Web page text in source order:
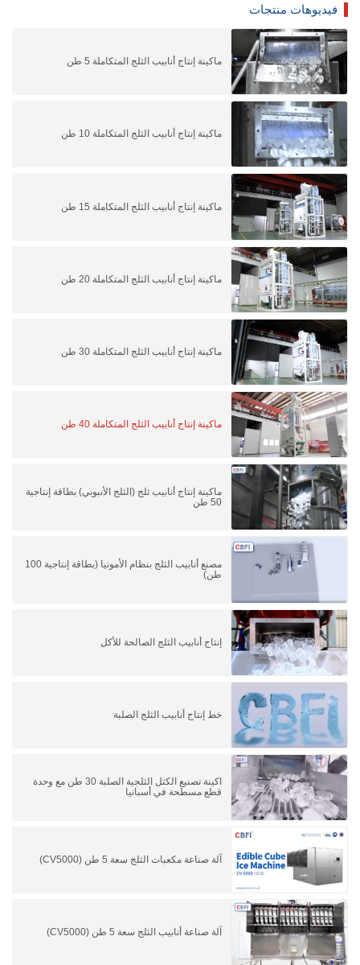
فيديوهات منتجات
ماكينة إنتاج أنابيب الثلج المتكاملة 5 طن
ماكينة إنتاج أنابيب الثلج المتكاملة 10 طن
ماكينة إنتاج أنابيب الثلج المتكاملة 15 طن
ماكينة إنتاج أنابيب الثلج المتكاملة 20 طن
ماكينة إنتاج أنابيب الثلج المتكاملة 30 طن
ماكينة إنتاج أنابيب الثلج المتكاملة 40 طن
ماكينة إنتاج أنابيب ثلج (الثلج الأنبوبي) بطاقة إنتاجية
50 طن
مصنع أنابيب الثلج بنظام الأمونيا (بطاقة إنتاجية 100
طن)
إنتاج أنابيب الثلج الصالحة للأكل
خط إنتاج أنابيب الثلج الصلبة
اكينة تصنيع الكتل الثلجية الصلبة 30 طن مع وحدة
قطع مسطحة في أسبانيا
آلة صناعة مكعبات الثلج سعة 5 طن (CV5000)
آلة صناعة أنابيب الثلج سعة 5 طن (CV5000)